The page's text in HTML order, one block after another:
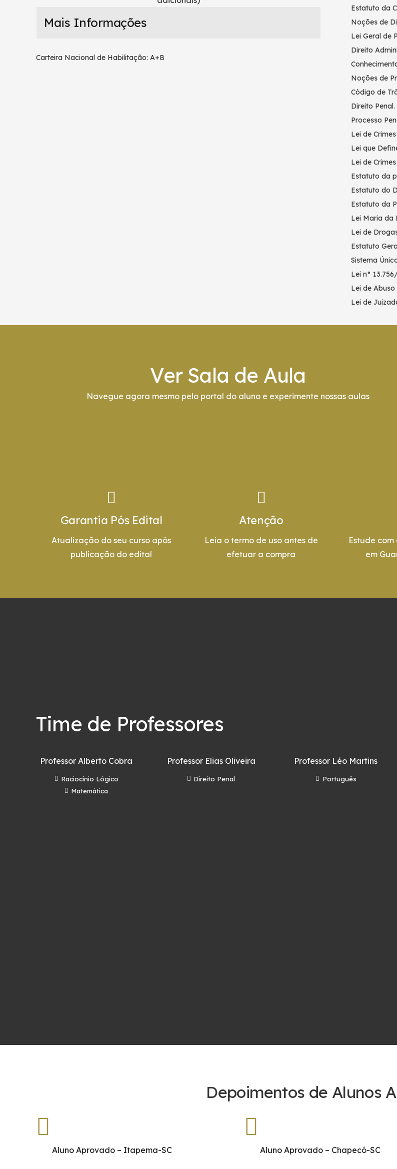
Mais Informações
Carteira Nacional de Habilitação: A+B
Estatuto da
Noções de
Lei Geral de
Direito
Noções de
Código de
Direito Penal.
Processo
Lei de
Lei que
Lei de
Estatuto da
Estatuto do
Estatuto da
Lei Maria da
Lei de
Estatuto
Sistema
Lei n°
Lei de
Lei de
Ver Sala de Aula
Navegue agora mesmo pelo portal do aluno e experimente nossas aulas
Garantia Pós Edital
Atualização do seu curso após
publicação do edital
Atenção
Leia o termo de uso antes de
efetuar a compra
Estude
em
Time de Professores
Professor Alberto Cobra
Raciocínio Lógico
Matemática
Professor Elias Oliveira
Direito Penal
Professor Léo Martins
Português
Depoimentos de Alunos
Aluno Aprovado – Itapema-SC Aluno Aprovado – Chapecó-SC